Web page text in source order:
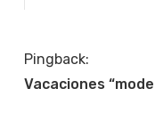
Pingback:
Vacaciones